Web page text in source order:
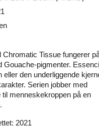
Chromatic Tissue fungerer
Gouache-pigmenter.
den underliggende
Serien jobber med
menneskekroppen på en
2021